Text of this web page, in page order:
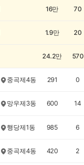
16만 70
1.9만 20
24.2만 570
중곡제4동 291 0
망우제3동 600 14
행당제1동 985 6
중곡제4동 420 2